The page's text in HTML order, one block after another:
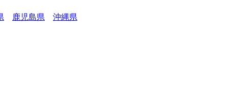
鹿児島県 沖縄県